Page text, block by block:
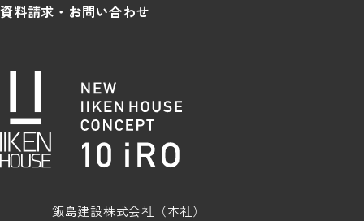
資料請求・お問い合わせ
飯島建設株式会社（本社）